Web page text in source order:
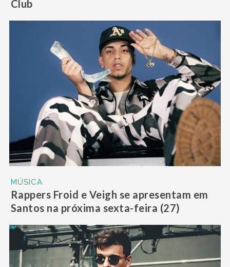
Club
MÚSICA
Rappers Froid e Veigh se apresentam em
Santos na próxima sexta-feira (27)